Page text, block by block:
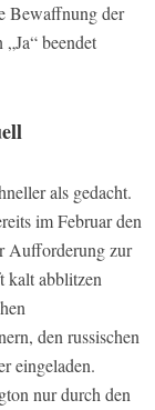
Bewaffnung der
beendet
als gedacht.
im Februar den
Aufforderung zur
kalt abblitzen
den russischen
eingeladen.
nur durch den